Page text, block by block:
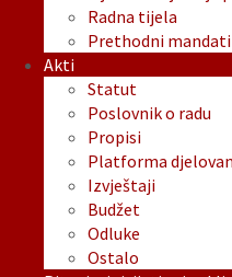
Radna tijela
Prethodni mandati
Akti
Statut
Poslovnik o radu
Propisi
Platforma
Izvještaji
Budžet
Odluke
Ostalo